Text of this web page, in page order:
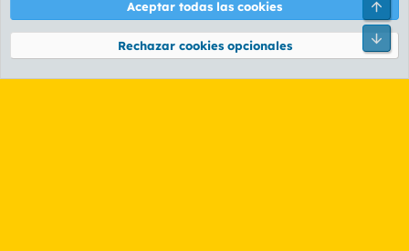
Términos y reglas Política de privacidad Ayuda
Community platform by XenForo® © 2010-2026 XenForo Ltd.
Aceptar todas las cookies
Rechazar cookies opcionales
Pie